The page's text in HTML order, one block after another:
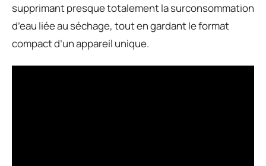
supprimant presque totalement la surconsommation
d’eau liée au séchage, tout en gardant le format
compact d’un appareil unique.